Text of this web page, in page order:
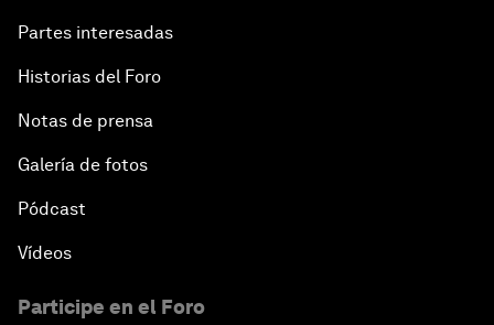
Partes interesadas
Historias del Foro
Notas de prensa
Galería de fotos
Pódcast
Vídeos
Participe en el Foro